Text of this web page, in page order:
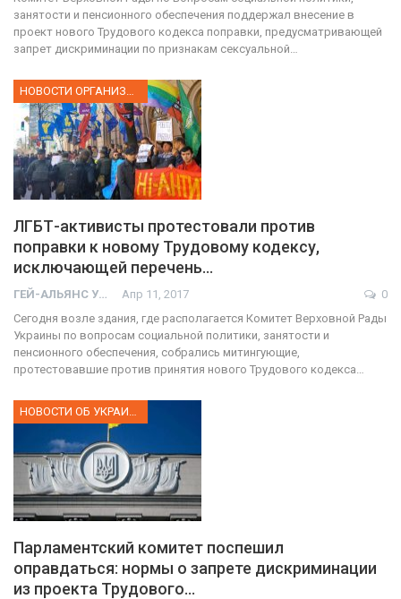
занятости и пенсионного обеспечения поддержал внесение в
проект нового Трудового кодекса поправки, предусматривающей
запрет дискриминации по признакам сексуальной…
ЛГБТ-активисты протестовали против
поправки к новому Трудовому кодексу,
исключающей перечень…
ГЕЙ-АЛЬЯНС УКРАИНА Апр 11, 2017
0
Сегодня возле здания, где располагается Комитет Верховной Рады
Украины по вопросам социальной политики, занятости и
пенсионного обеспечения, собрались митингующие,
протестовавшие против принятия нового Трудового кодекса…
НОВОСТИ ОБ УКРАИНЕ
Парламентский комитет поспешил
оправдаться: нормы о запрете дискриминации
из проекта Трудового…